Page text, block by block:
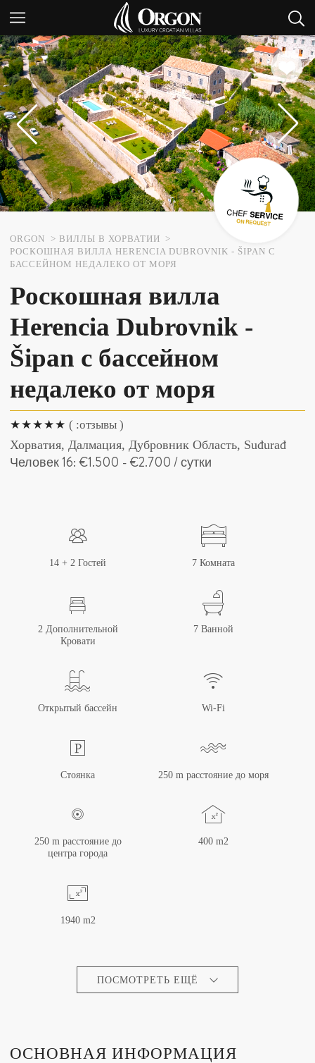
ORGON
ВИЛЛЫ В ХОРВАТИИ
РОСКОШНАЯ ВИЛЛА HERENCIA DUBROVNIK - ŠIPAN С
БАССЕЙНОМ НЕДАЛЕКО ОТ МОРЯ
Роскошная вилла
Herencia Dubrovnik -
Šipan с бассейном
недалеко от моря
( :отзывы )
Хорватия, Далмация, Дубровник Область, Suđurađ
Человек 16: €1.500 -€2.700/ сутки
14 + 2 Гостей 7 Комната
2 Дополнительной
Кровати
7 Ванной
Открытый бассейн Wi-Fi
Стоянка 250 m расстояние до моря
250 m расстояние до
центра города
400 m2
1940 m2
ПОСМОТРЕТЬ ЕЩЁ
ОСНОВНАЯ ИНФОРМАЦИЯ